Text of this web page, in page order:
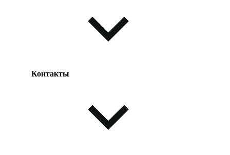
Таблица размеров
Контакты